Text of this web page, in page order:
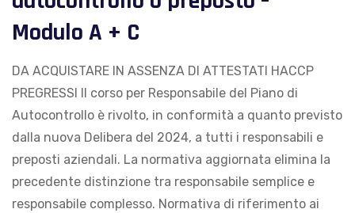
Modulo A + C
DA ACQUISTARE IN ASSENZA DI ATTESTATI HACCP
PREGRESSI Il corso per Responsabile del Piano di
Autocontrollo è rivolto, in conformità a quanto previsto
dalla nuova Delibera del 2024, a tutti i responsabili e
preposti aziendali. La normativa aggiornata elimina la
precedente distinzione tra responsabile semplice e
responsabile complesso. Normativa di riferimento ai